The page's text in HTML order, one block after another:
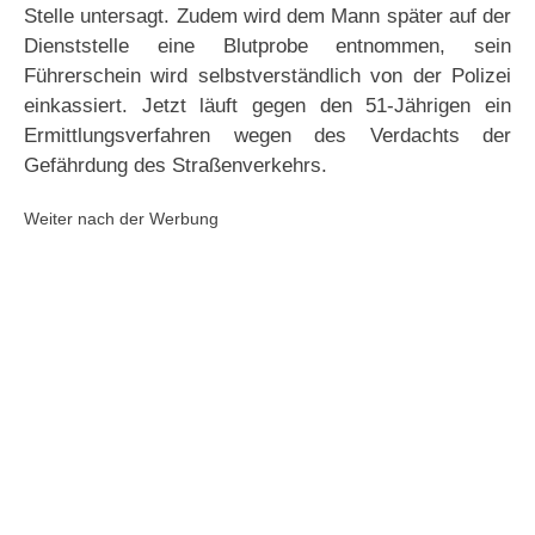
Stelle untersagt. Zudem wird dem Mann später auf der
Dienststelle eine Blutprobe entnommen, sein
Führerschein wird selbstverständlich von der Polizei
einkassiert. Jetzt läuft gegen den 51-Jährigen ein
Ermittlungsverfahren wegen des Verdachts der
Gefährdung des Straßenverkehrs.
Weiter nach der Werbung